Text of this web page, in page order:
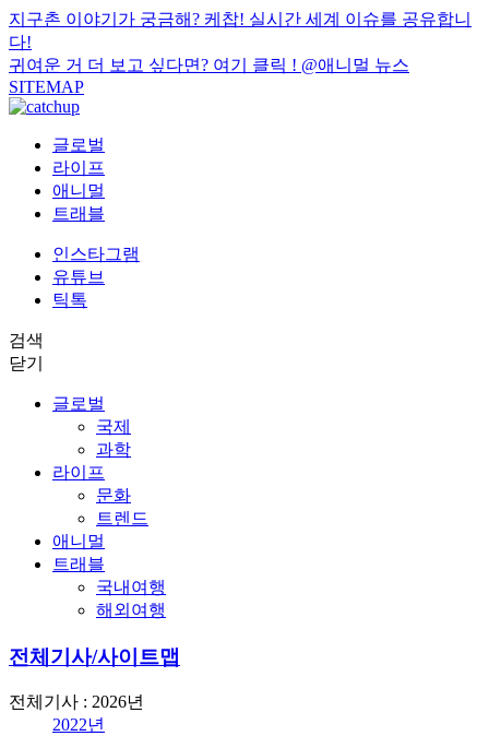
지구촌 이야기가 궁금해? 케찹! 실시간 세계 이슈를 공유합니
다!
귀여운 거 더 보고 싶다면? 여기 클릭 ! @애니멀 뉴스
SITEMAP
글로벌
라이프
애니멀
트래블
인스타그램
유튜브
틱톡
검색
닫기
글로벌
국제
과학
라이프
문화
트렌드
애니멀
트래블
국내여행
해외여행
전체기사/사이트맵
전체기사 : 2026년
2022년